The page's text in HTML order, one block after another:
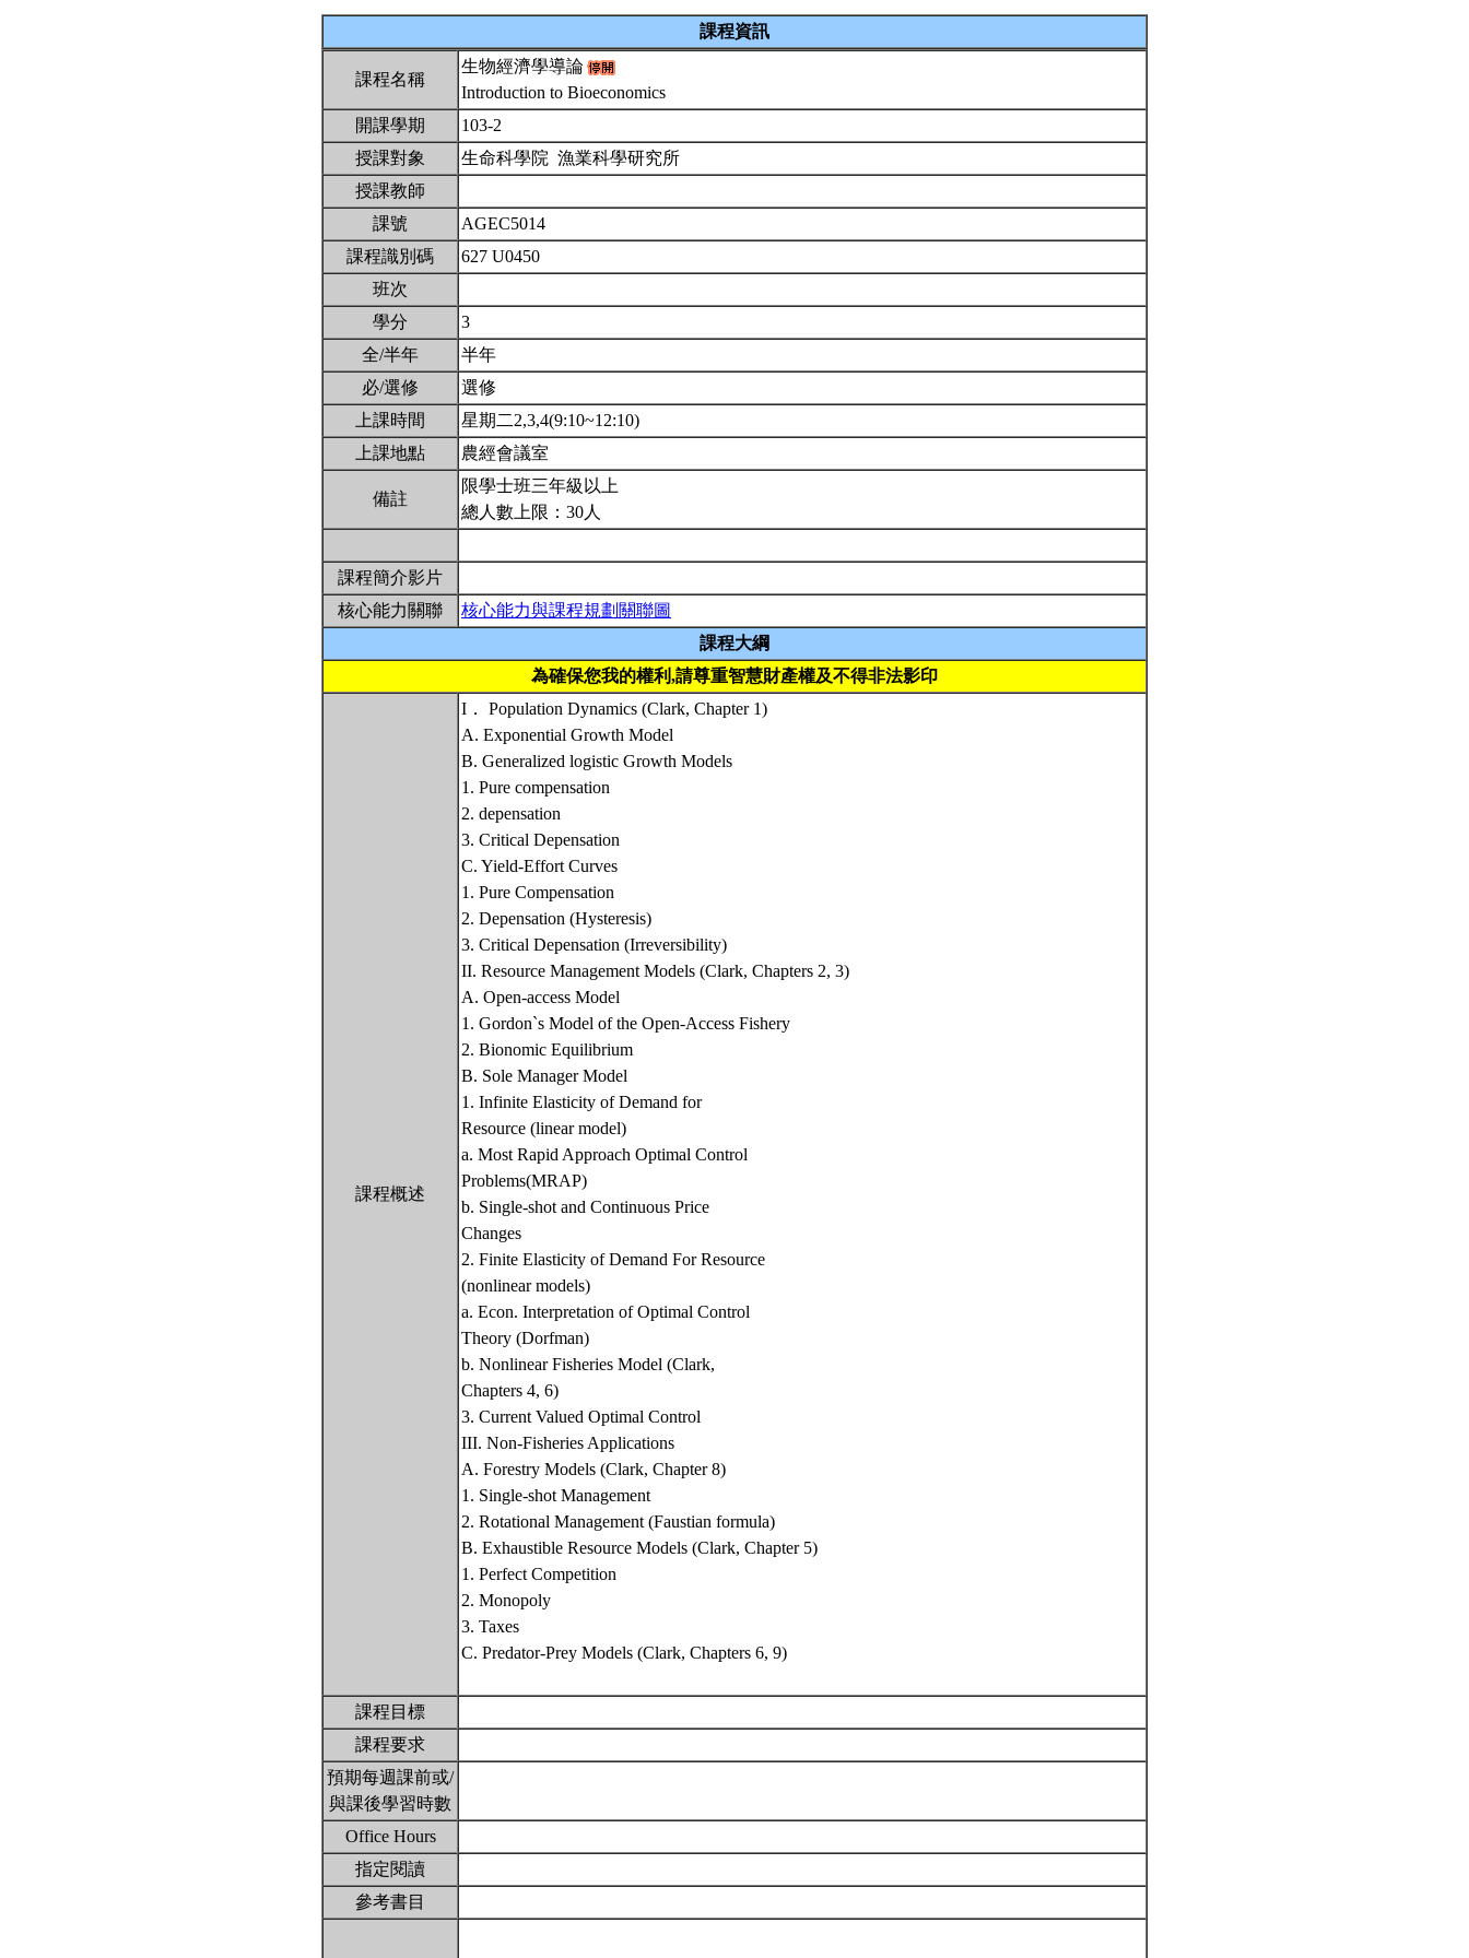
課程資訊
課程名稱
生物經濟學導論
Introduction to Bioeconomics
開課學期
103-2
授課對象
生命科學院 漁業科學研究所
授課教師
課號
AGEC5014
課程識別碼
627 U0450
班次
學分
3
全/半年
半年
必/選修
選修
上課時間
星期二2,3,4(9:10~12:10)
上課地點
農經會議室
備註
限學士班三年級以上
總人數上限：30人
課程簡介影片
核心能力關聯
核心能力與課程規劃關聯圖
課程大綱
為確保您我的權利,請尊重智慧財產權及不得非法影印
課程概述
I． Population Dynamics (Clark, Chapter 1)
A. Exponential Growth Model
B. Generalized logistic Growth Models
1. Pure compensation
2. depensation
3. Critical Depensation
C. Yield-Effort Curves
1. Pure Compensation
2. Depensation (Hysteresis)
3. Critical Depensation (Irreversibility)
II. Resource Management Models (Clark, Chapters 2, 3)
A. Open-access Model
1. Gordon`s Model of the Open-Access Fishery
2. Bionomic Equilibrium
B. Sole Manager Model
1. Infinite Elasticity of Demand for
Resource (linear model)
a. Most Rapid Approach Optimal Control
Problems(MRAP)
b. Single-shot and Continuous Price
Changes
2. Finite Elasticity of Demand For Resource
(nonlinear models)
a. Econ. Interpretation of Optimal Control
Theory (Dorfman)
b. Nonlinear Fisheries Model (Clark,
Chapters 4, 6)
3. Current Valued Optimal Control
III. Non-Fisheries Applications
A. Forestry Models (Clark, Chapter 8)
1. Single-shot Management
2. Rotational Management (Faustian formula)
B. Exhaustible Resource Models (Clark, Chapter 5)
1. Perfect Competition
2. Monopoly
3. Taxes
C. Predator-Prey Models (Clark, Chapters 6, 9)
課程目標
課程要求
預期每週課前或/
與課後學習時數
Office Hours
指定閱讀
參考書目